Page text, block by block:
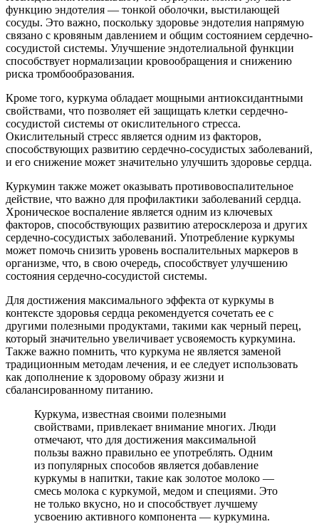
функцию эндотелия — тонкой оболочки, выстилающей
сосуды. Это важно, поскольку здоровье эндотелия напрямую
связано с кровяным давлением и общим состоянием сердечно-
сосудистой системы. Улучшение эндотелиальной функции
способствует нормализации кровообращения и снижению
риска тромбообразования.
Кроме того, куркума обладает мощными антиоксидантными
свойствами, что позволяет ей защищать клетки сердечно-
сосудистой системы от окислительного стресса.
Окислительный стресс является одним из факторов,
способствующих развитию сердечно-сосудистых заболеваний,
и его снижение может значительно улучшить здоровье сердца.
Куркумин также может оказывать противовоспалительное
действие, что важно для профилактики заболеваний сердца.
Хроническое воспаление является одним из ключевых
факторов, способствующих развитию атеросклероза и других
сердечно-сосудистых заболеваний. Употребление куркумы
может помочь снизить уровень воспалительных маркеров в
организме, что, в свою очередь, способствует улучшению
состояния сердечно-сосудистой системы.
Для достижения максимального эффекта от куркумы в
контексте здоровья сердца рекомендуется сочетать ее с
другими полезными продуктами, такими как черный перец,
который значительно увеличивает усвояемость куркумина.
Также важно помнить, что куркума не является заменой
традиционным методам лечения, и ее следует использовать
как дополнение к здоровому образу жизни и
сбалансированному питанию.
Куркума, известная своими полезными
свойствами, привлекает внимание многих. Люди
отмечают, что для достижения максимальной
пользы важно правильно ее употреблять. Одним
из популярных способов является добавление
куркумы в напитки, такие как золотое молоко —
смесь молока с куркумой, медом и специями. Это
не только вкусно, но и способствует лучшему
усвоению активного компонента — куркумина.